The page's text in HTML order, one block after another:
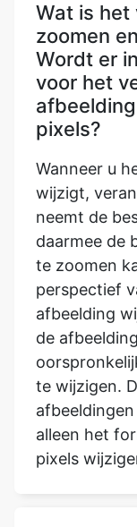
Wat is het
zoomen
Wordt er
voor het
pixels?
Wanneer u
wijzigt,
neemt de
daarmee de
te zoomen
perspectief
afbeelding
de
te wijzigen.
alleen het
pixels